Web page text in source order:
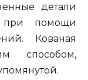
детали
при помощи
Кованая
способом,